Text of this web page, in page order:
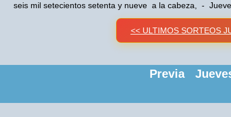
seis mil setecientos setenta y nueve a la cabeza, -
<< ULTIMOS SORTEOS
Previa